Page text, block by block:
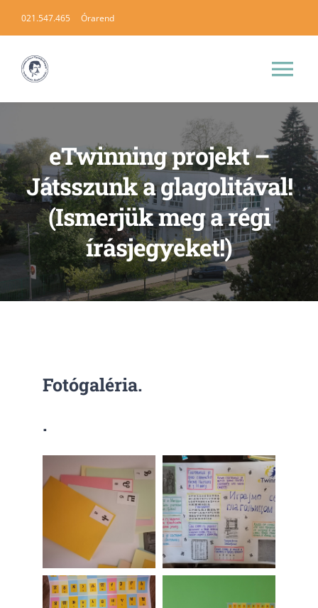
to
content
021.547.465 Órarend
AZ ISKOLÁRÓL
HÍREK
TANÍTÁS (INFÓ)
eTwinning projekt –
Játsszunk a glagolitával!
(Ismerjük meg a régi
írásjegyeket!)
Fotógaléria.
.